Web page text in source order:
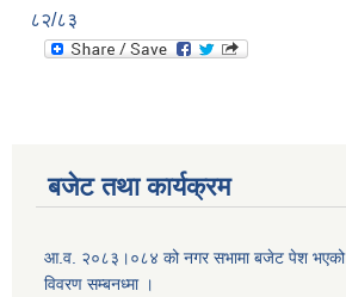
८२/८३
बजेट तथा कार्यक्रम
आ.व. २०८३।०८४ को नगर सभामा बजेट पेश भएको
विवरण सम्बनध्मा ।